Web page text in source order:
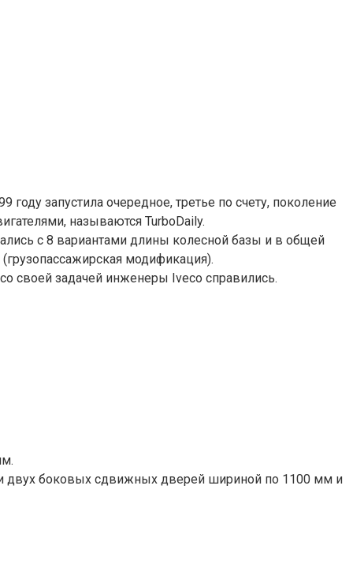
запустила очередное, третье по счету, поколение
называются TurboDaily.
с 8 вариантами длины колесной базы и в общей
модификация).
своей задачей инженеры Iveco справились.
двух боковых сдвижных дверей шириной по 1100 мм и